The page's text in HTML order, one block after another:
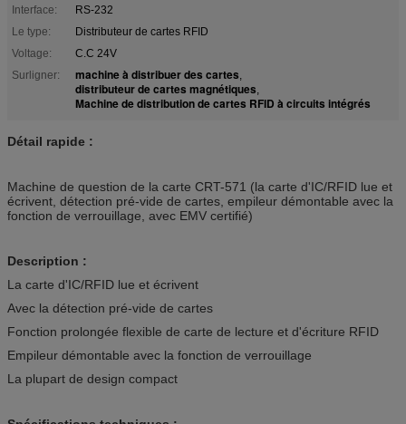
Interface:
RS-232
Le type:
Distributeur de cartes RFID
Voltage:
C.C 24V
Surligner:
machine à distribuer des cartes,
distributeur de cartes magnétiques,
Machine de distribution de cartes RFID à circuits intégrés
Détail rapide :
Machine de question de la carte CRT-571 (la carte d'IC/RFID lue et
écrivent, détection pré-vide de cartes, empileur démontable avec la
fonction de verrouillage, avec EMV certifié)
Description :
La carte d'IC/RFID lue et écrivent
Avec la détection pré-vide de cartes
Fonction prolongée flexible de carte de lecture et d'écriture RFID
Empileur démontable avec la fonction de verrouillage
La plupart de design compact